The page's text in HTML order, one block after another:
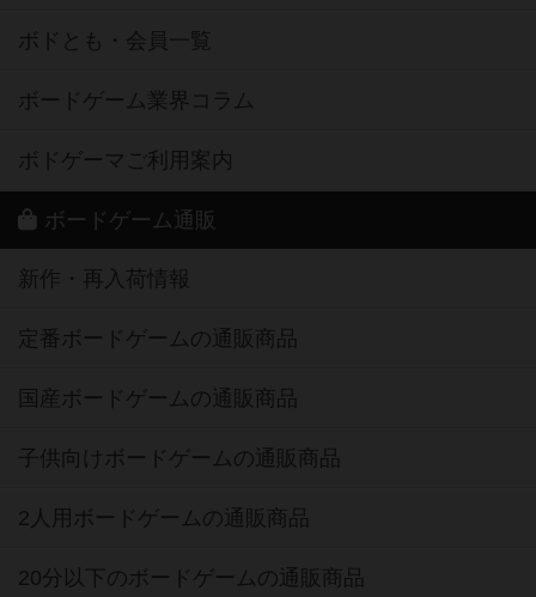
ボドとも・会員一覧
ボードゲーム業界コラム
ボドゲーマご利用案内
ボードゲーム通販
新作・再入荷情報
定番ボードゲームの通販商品
国産ボードゲームの通販商品
子供向けボードゲームの通販商品
2人用ボードゲームの通販商品
20分以下のボードゲームの通販商品